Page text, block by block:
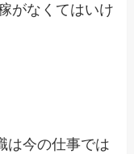
がなくてはいけ
は今の仕事では